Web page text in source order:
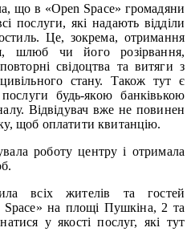
що в «Open Space» громадяни
послуги, які надають відділи
Це, зокрема, отримання
шлюб чи його розірвання,
свідоцтва та витяги з
стану. Також тут є
будь-якою банківькою
Відвідувач вже не повинен
щоб оплатити квитанцію.
роботу центру і отримала
всіх жителів та гостей
Space» на площі Пушкіна, 2 та
у якості послуг, які тут